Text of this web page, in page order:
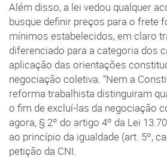
Além disso, a lei vedou qualquer
busque definir preços para o frete
mínimos estabelecidos, em claro
diferenciado para a categoria dos
aplicação das orientações
negociação coletiva. “Nem a
reforma trabalhista distinguiram
o fim de excluí-las da negociação
agora, § 2º do artigo 4º da Lei
ao princípio da igualdade (art. 5º,
petição da CNI.